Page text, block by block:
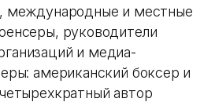
международные и местные
руководители
и медиа-
американский боксер и
автор